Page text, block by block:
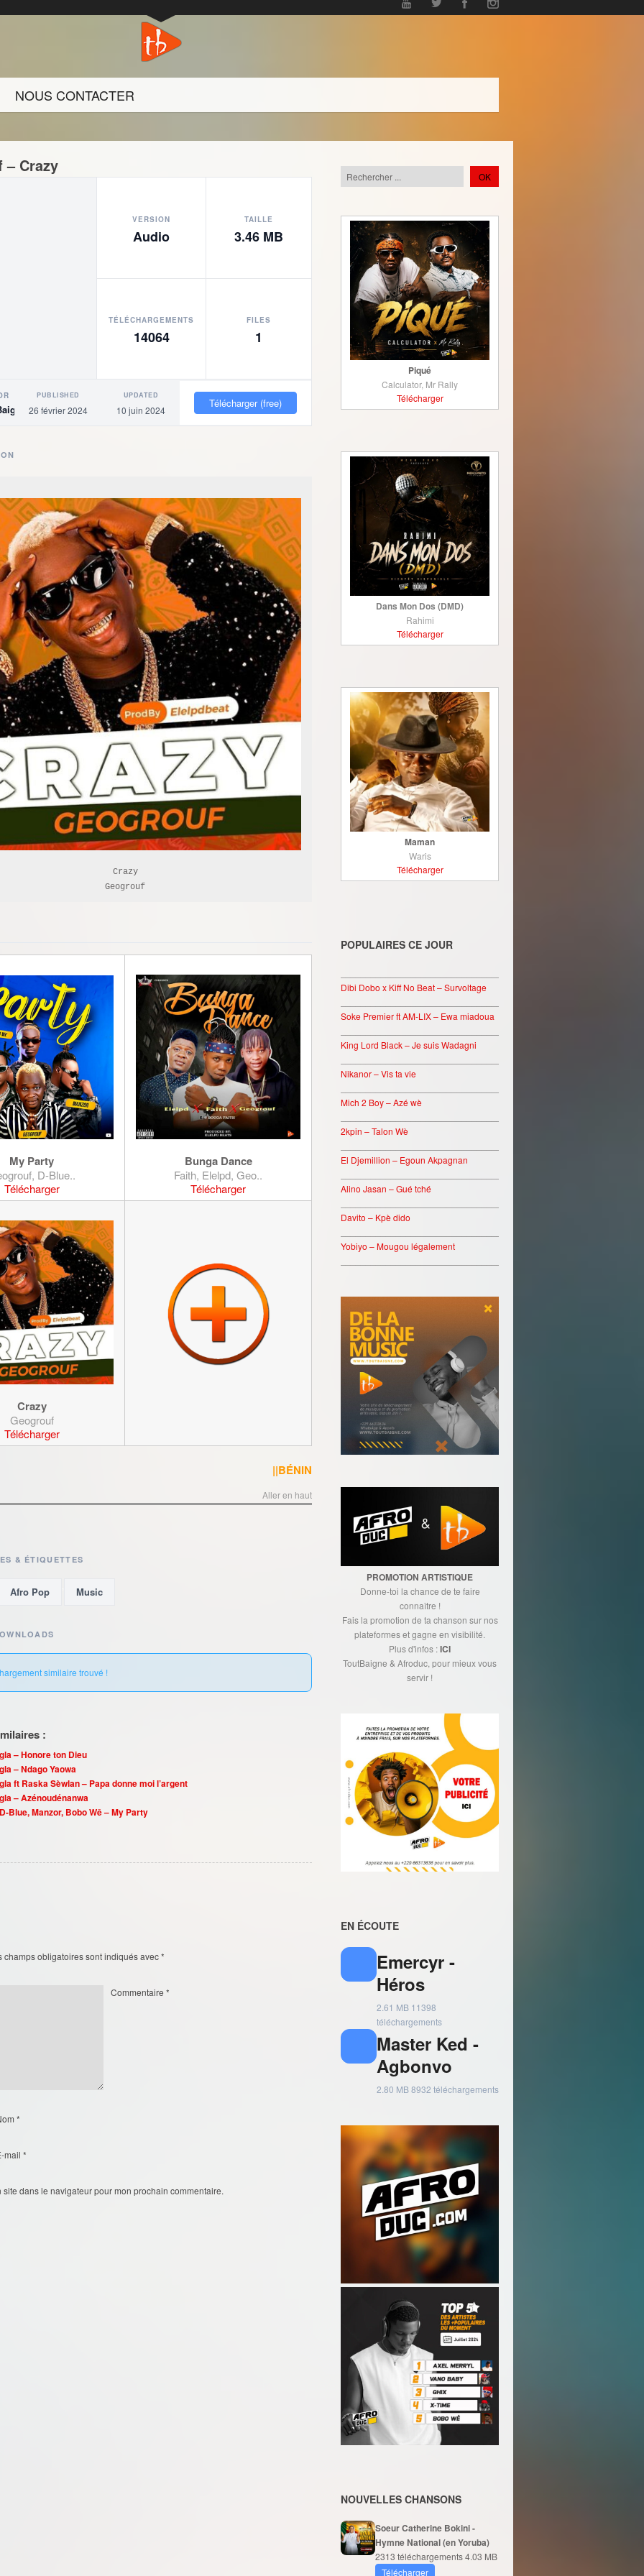
NOUS CONTACTER
– Crazy
VERSION
Audio
TAILLE
3.46 MB
TÉLÉCHARGEMENTS
14064
FILES
1
PUBLISHED
26 février 2024
UPDATED
10 juin 2024
Télécharger (free)
Crazy
Geogrouf
My Party
D-Blue..
Télécharger
Bunga Dance
Faith, Elelpd, Geo..
Télécharger
Crazy
Geogrouf
Télécharger
||BÉNIN
Aller en haut
& ÉTIQUETTES
Afro Pop Music
similaire trouvé !
:
– Honore ton Dieu
– Ndago Yaowa
ft Raska Sèwlan – Papa donne moi l’argent
– Azénoudénanwa
Blue, Manzor, Bobo Wê – My Party
champs obligatoires sont indiqués avec*
Commentaire *
*
mail *
dans le navigateur pour mon prochain commentaire.
Piqué
Calculator, Mr Rally
Télécharger
Dans Mon Dos (DMD)
Rahimi
Télécharger
Maman
Waris
Télécharger
POPULAIRES CE JOUR
Dibi Dobo x Kiff No Beat – Survoltage
Soke Premier ft AM-LIX – Ewa miadoua
King Lord Black – Je suis Wadagni
Nikanor – Vis ta vie
Mich 2 Boy – Azé wè
2kpin – Talon Wè
El Djemillion – Egoun Akpagnan
Alino Jasan – Gué tché
Davito – Kpè dido
Yobiyo – Mougou légalement
PROMOTION ARTISTIQUE
Donne-toi la chance de te faire
connaître !
Fais la promotion de ta chanson sur nos
plateformes et gagne en visibilité.
Plus d'infos :ICI
ToutBaigne & Afroduc, pour mieux vous
servir !
EN ÉCOUTE
Emercyr -
Héros
2.61 MB 11398
téléchargements
Master Ked -
Agbonvo
2.80 MB8932 téléchargements
NOUVELLES CHANSONS
Soeur Catherine Bokini -
Hymne National (en Yoruba)
2313 téléchargements4.03 MB
Télécharger